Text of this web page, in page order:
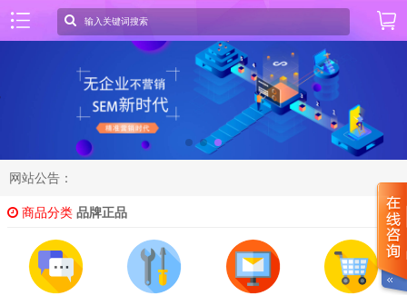
网站公告：
商品分类 品牌正品